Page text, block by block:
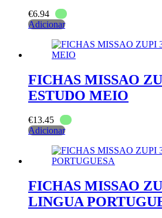
€6.94
Adicionar
FICHAS MISSAO
ESTUDO MEIO
€13.45
Adicionar
FICHAS MISSAO
LINGUA